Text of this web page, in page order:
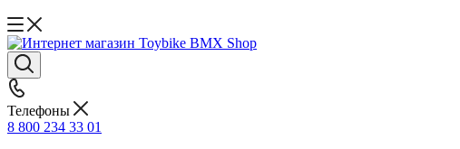
Телефоны
8 800 234 33 01